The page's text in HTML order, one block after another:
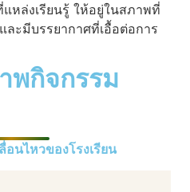
หล่งเรียนรู้ ให้อยู่ในสภาพที่
ะมีบรรยากาศที่เอื้อต่อการ
พกิจกรรม
นไหวของโรงเรียน